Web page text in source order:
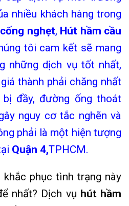
nhiều khách hàng trong
nghẹt, Hút hầm cầu
tôi cam kết sẽ mang
những dịch vụ tốt nhất,
thành phải chăng nhất
đầy, đường ống thoát
nguy cơ tắc nghẽn và
phải là một hiện tượng
Quận 4,TPHCM.
phục tình trạng này
nhất? Dịch vụ hút hầm